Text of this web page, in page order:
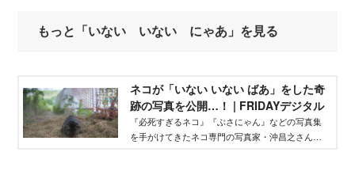
もっと「いない いない にゃあ」を見る
ネコが「いない いない ばあ」をした奇
跡の写真を公開…！ | FRIDAYデジタル
『必死すぎるネコ』『ぶさにゃん』などの写真集
を手がけてきたネコ専門の写真家・沖昌之さん。